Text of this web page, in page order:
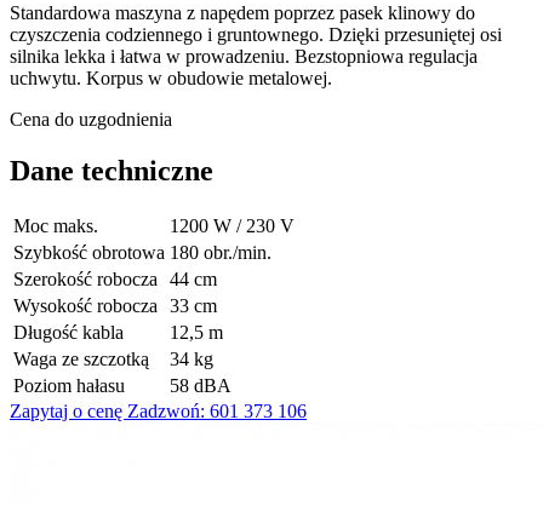
Standardowa maszyna z napędem poprzez pasek klinowy do
czyszczenia codziennego i gruntownego. Dzięki przesuniętej osi
silnika lekka i łatwa w prowadzeniu. Bezstopniowa regulacja
uchwytu. Korpus w obudowie metalowej.
Cena do uzgodnienia
Dane techniczne
Moc maks.
1200 W / 230 V
Szybkość obrotowa 180 obr./min.
Szerokość robocza
44 cm
Wysokość robocza
33 cm
Długość kabla
12,5 m
Waga ze szczotką
34 kg
Poziom hałasu
58 dBA
Zapytaj o cenę Zadzwoń: 601 373 106